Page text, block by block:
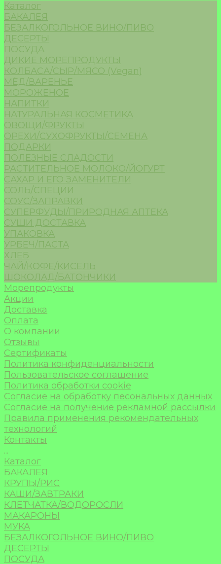
Каталог
БАКАЛЕЯ
БЕЗАЛКОГОЛЬНОЕ ВИНО/ПИВО
ДЕСЕРТЫ
ПОСУДА
ДИКИЕ МОРЕПРОДУКТЫ
КОЛБАСА/СЫР/МЯСО (Vegan)
МЁД/ВАРЕНЬЕ
МОРОЖЕНОЕ
НАПИТКИ
НАТУРАЛЬНАЯ КОСМЕТИКА
ОВОЩИ/ФРУКТЫ
ОРЕХИ/СУХОФРУКТЫ/СЕМЕНА
ПОДАРКИ
ПОЛЕЗНЫЕ СЛАДОСТИ
РАСТИТЕЛЬНОЕ МОЛОКО/ЙОГУРТ
САХАР И ЕГО ЗАМЕНИТЕЛИ
СОЛЬ/СПЕЦИИ
СОУС/ЗАПРАВКИ
СУПЕРФУДЫ/ПРИРОДНАЯ АПТЕКА
СУШИ ДОСТАВКА
УПАКОВКА
УРБЕЧ/ПАСТА
ХЛЕБ
ЧАЙ/КОФЕ/КИСЕЛЬ
ШОКОЛАД/БАТОНЧИКИ
Морепродукты
Акции
Доставка
Оплата
О компании
Отзывы
Сертификаты
Политика конфиденциальности
Пользовательское соглашение
Политика обработки cookie
Согласие на обработку песональных данных
Согласие на получение рекламной рассылки
Правила применения рекомендательных
технологий
Контакты
...
Каталог
БАКАЛЕЯ
КРУПЫ/РИС
КАШИ/ЗАВТРАКИ
КЛЕТЧАТКА/ВОДОРОСЛИ
МАКАРОНЫ
МУКА
БЕЗАЛКОГОЛЬНОЕ ВИНО/ПИВО
ДЕСЕРТЫ
ПОСУДА